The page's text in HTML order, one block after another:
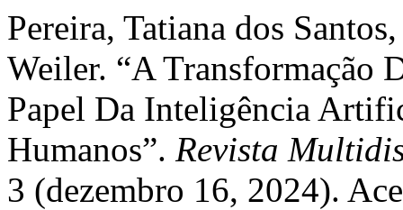
Pereira, Tatiana dos
Weiler. “A Transformação
Papel Da Inteligência
Humanos”. Revista
3 (dezembro 16, 2024).